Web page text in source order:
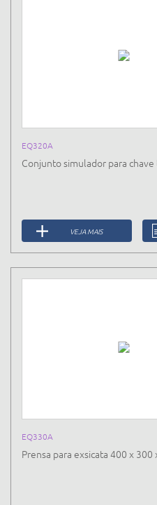
EQ320A
Conjunto simulador para
VEJA MAIS
EQ330A
Prensa para exsicata 400 x 300